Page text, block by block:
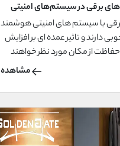
برقی در سیستم‌های امنیتی
با سیستم های امنیتی هوشمند
دارند و تاثیر عمده ای بر افزایش
از مکان مورد نظر خواهند
مشاهده